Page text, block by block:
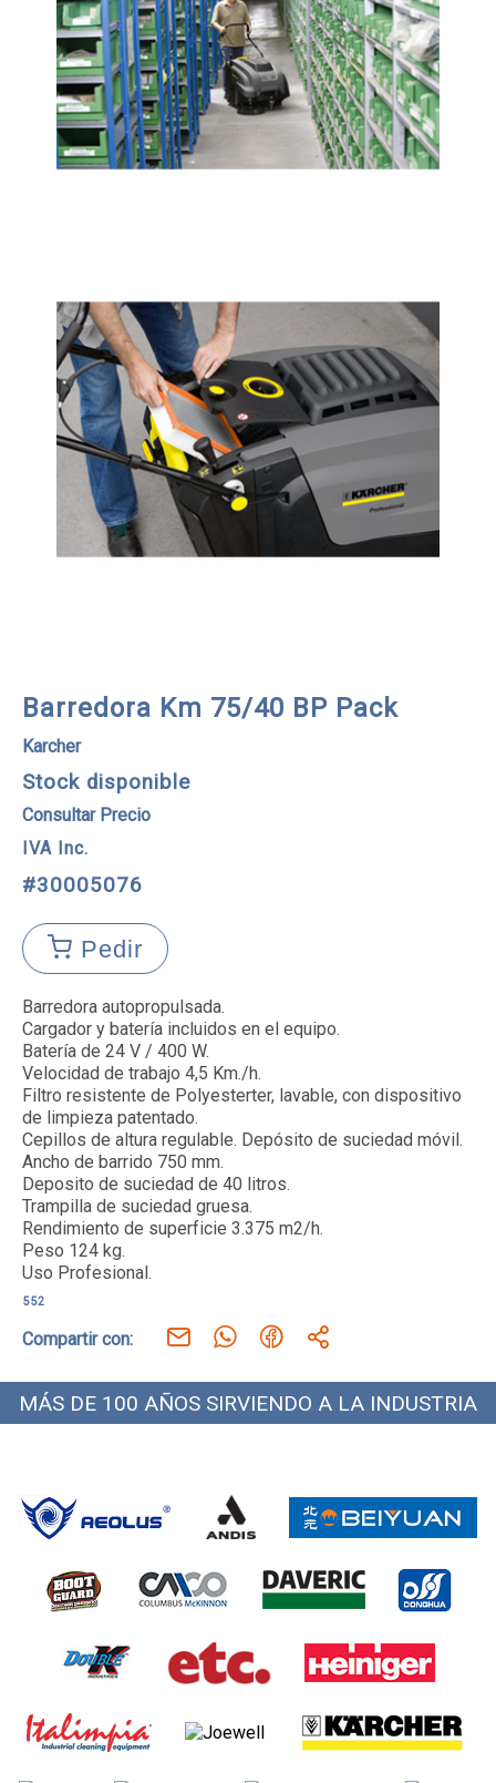
Barredora Km 75/40 BP Pack
Karcher
Stock disponible
Consultar Precio
IVA Inc.
#30005076
Pedir
Barredora autopropulsada.
Cargador y batería incluidos en el equipo.
Batería de 24 V / 400 W.
Velocidad de trabajo 4,5 Km./h.
Filtro resistente de Polyesterter, lavable, con dispositivo
de limpieza patentado.
Cepillos de altura regulable. Depósito de suciedad móvil.
Ancho de barrido 750 mm.
Deposito de suciedad de 40 litros.
Trampilla de suciedad gruesa.
Rendimiento de superficie 3.375 m2/h.
Peso 124 kg.
552
Compartir con:
MÁS DE 100 AÑOS SIRVIENDO A LA INDUSTRIA